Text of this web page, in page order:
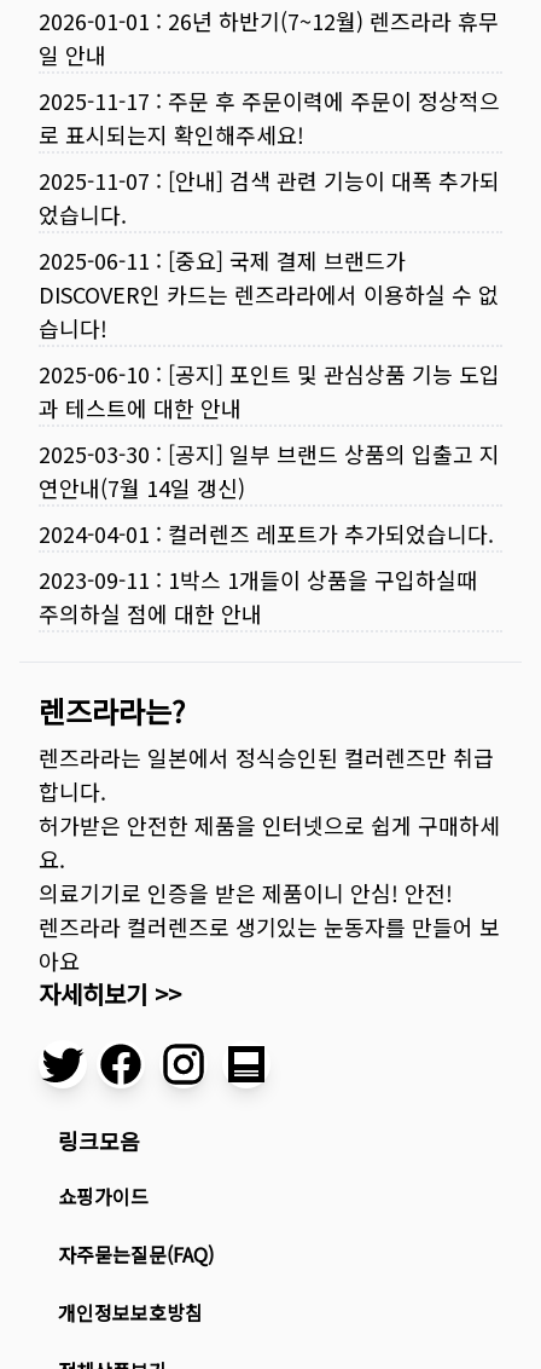
2026-01-01 : 26년 하반기(7~12월) 렌즈라라 휴무
일 안내
2025-11-17 : 주문 후 주문이력에 주문이 정상적으
로 표시되는지 확인해주세요!
2025-11-07 : [안내] 검색 관련 기능이 대폭 추가되
었습니다.
2025-06-11 : [중요] 국제 결제 브랜드가
DISCOVER인 카드는 렌즈라라에서 이용하실 수 없
습니다!
2025-06-10 : [공지] 포인트 및 관심상품 기능 도입
과 테스트에 대한 안내
2025-03-30 : [공지] 일부 브랜드 상품의 입출고 지
연안내(7월 14일 갱신)
2024-04-01 : 컬러렌즈 레포트가 추가되었습니다.
2023-09-11 : 1박스 1개들이 상품을 구입하실때
주의하실 점에 대한 안내
렌즈라라는?
렌즈라라는 일본에서 정식승인된 컬러렌즈만 취급
합니다.
허가받은 안전한 제품을 인터넷으로 쉽게 구매하세
요.
의료기기로 인증을 받은 제품이니 안심! 안전!
렌즈라라 컬러렌즈로 생기있는 눈동자를 만들어 보
아요
자세히보기 >>
링크모음
쇼핑가이드
자주묻는질문(FAQ)
개인정보보호방침